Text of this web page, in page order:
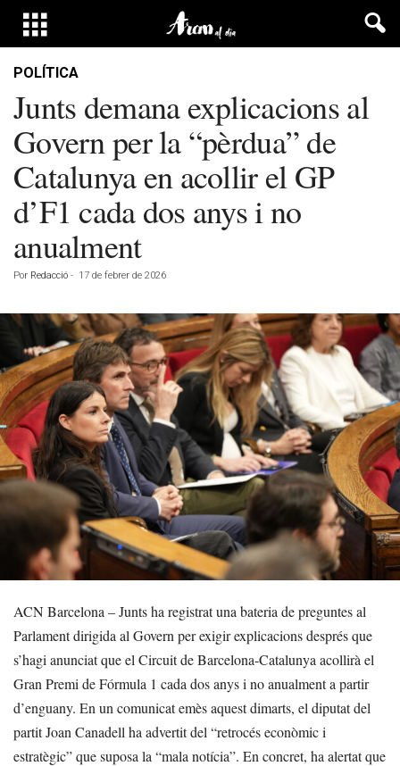
POLÍTICA
Junts demana explicacions al
Govern per la “pèrdua” de
Catalunya en acollir el GP
d’F1 cada dos anys i no
anualment
Por Redacció - 17 de febrer de 2026
ACN Barcelona – Junts ha registrat una bateria de preguntes al
Parlament dirigida al Govern per exigir explicacions després que
s’hagi anunciat que el Circuit de Barcelona-Catalunya acollirà el
Gran Premi de Fórmula 1 cada dos anys i no anualment a partir
d’enguany. En un comunicat emès aquest dimarts, el diputat del
partit Joan Canadell ha advertit del “retrocés econòmic i
estratègic” que suposa la “mala notícia”. En concret, ha alertat que